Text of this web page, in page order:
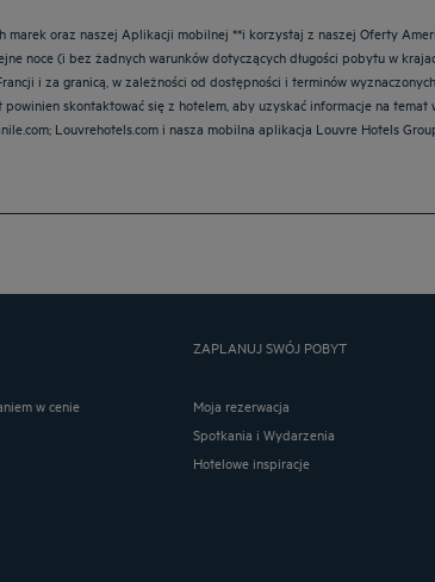
oraz naszej Aplikacji mobilnej **i korzystaj z naszej Oferty
noce (i bez żadnych warunków dotyczących długości pobytu w
i za granicą, w zależności od dostępności i terminów
skontaktować się z hotelem, aby uzyskać informacje na
Louvrehotels.com i nasza mobilna aplikacja Louvre Hotels
w cenie
ZAPLANUJ SWÓJ POBYT
Moja rezerwacja
Spotkania i Wydarzenia
Hotelowe inspiracje